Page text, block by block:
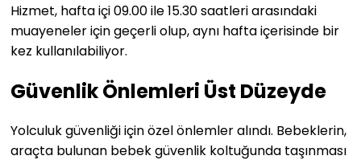
Hizmet, hafta içi 09.00 ile 15.30 saatleri arasındaki
muayeneler için geçerli olup, aynı hafta içerisinde bir
kez kullanılabiliyor.
Güvenlik Önlemleri Üst Düzeyde
Yolculuk güvenliği için özel önlemler alındı. Bebeklerin,
araçta bulunan bebek güvenlik koltuğunda taşınması